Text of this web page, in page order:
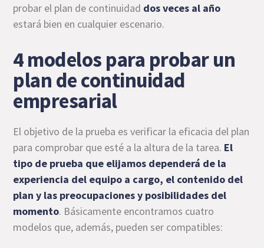
probar el plan de continuidad dos veces al año
estará bien en cualquier escenario.
4 modelos para probar un
plan de continuidad
empresarial
El objetivo de la prueba es verificar la eficacia del plan
para comprobar que esté a la altura de la tarea. El
tipo de prueba que elijamos dependerá de la
experiencia del equipo a cargo, el contenido del
plan y las preocupaciones y posibilidades del
momento. Básicamente encontramos cuatro
modelos que, además, pueden ser compatibles: